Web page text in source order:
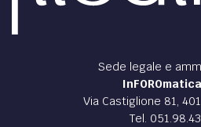
Sede legale e
Via Castiglione 81,
Tel.